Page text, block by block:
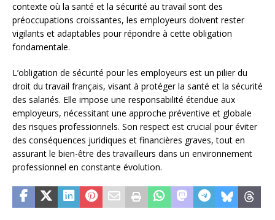
contexte où la santé et la sécurité au travail sont des
préoccupations croissantes, les employeurs doivent rester
vigilants et adaptables pour répondre à cette obligation
fondamentale.
L’obligation de sécurité pour les employeurs est un pilier du
droit du travail français, visant à protéger la santé et la sécurité
des salariés. Elle impose une responsabilité étendue aux
employeurs, nécessitant une approche préventive et globale
des risques professionnels. Son respect est crucial pour éviter
des conséquences juridiques et financières graves, tout en
assurant le bien-être des travailleurs dans un environnement
professionnel en constante évolution.